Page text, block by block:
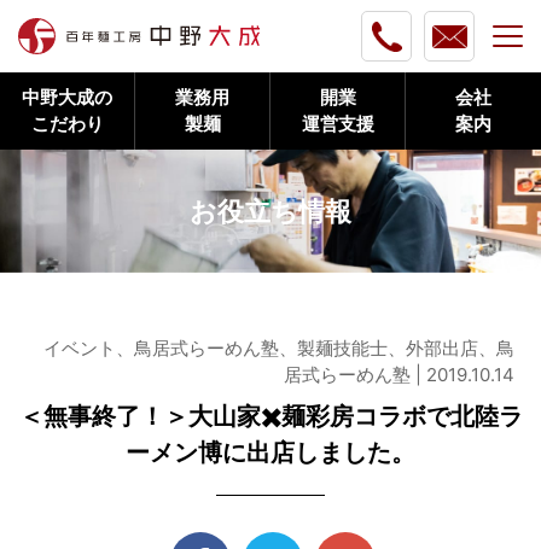
中野大成の
こだわり
業務用
製麺
開業
運営支援
会社
案内
お役立ち情報
イベント、鳥居式らーめん塾、製麺技能士、外部出店、鳥
居式らーめん塾 | 2019.10.14
＜無事終了！＞大山家✖️麺彩房コラボで北陸ラ
ーメン博に出店しました。